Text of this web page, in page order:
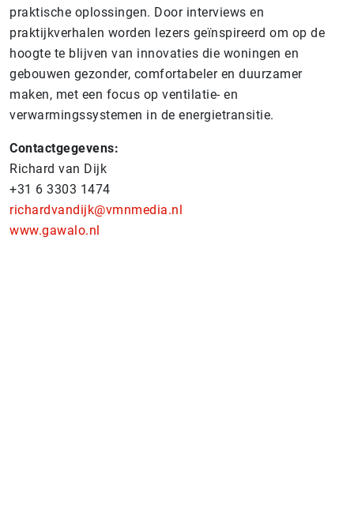
praktische oplossingen.​ Door interviews en
praktijkverhalen worden lezers geïnspireerd om op de
hoogte te blijven van innovaties die woningen en
gebouwen gezonder, comfortabeler en duurzamer
maken, met een focus op ventilatie- en
verwarmingssystemen in de energietransitie.​
Contactgegevens:
Richard van Dijk
+31 6 3303 1474
richardvandijk@vmnmedia.nl
www.gawalo.nl